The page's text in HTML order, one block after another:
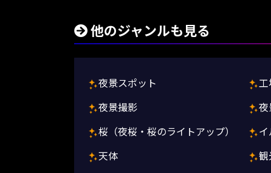
他のジャンルも見る
夜景スポット 工
夜景撮影 夜
桜（夜桜・桜のライトアップ） イ
天体 観